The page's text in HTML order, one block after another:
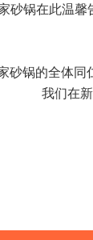
砂锅在此温馨
砂锅的全体同
我们在